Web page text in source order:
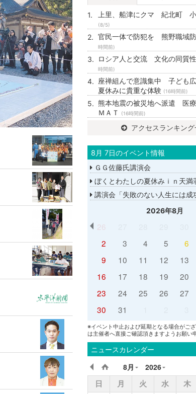
1
2
8
9
15
16
22
23
29
30
6
上里、船津にクマ 紀北町 小
(8/5)
官民一体で防犯を 熊野職域
時間前)
ロシア人と交流 文化の同質
時間前)
座禅組んで意識集中 子ども
夏休みに貴重な体験 (16時間前)
熊本地震の被災地へ派遣 医
ＭＡＴ
(16時間前)
アクセスランキン
8月 7日のイベント情報
ＧＧ佐藤氏講演会
ぼくとわたしの夏休みｉｎ天満
講演会「失敗のない人生には成功もない」講師
2026年8月
26
2
3 4 5 6
9
10 11 12 13
16
17 18 19 20
23
24 25 26 27
30
31
※イベント中止および延期となる場合がご
は主催者へ直接ご確認頂きますようお願い
ニュースカレンダー
8月 2026
日 月 火 水 木